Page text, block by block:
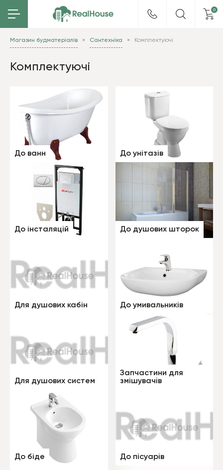
0
Магазин будматеріалів Сантехніка Комплектуючі
Комплектуючі
До ванн До унітазів
До інсталяцій До душових шторок
Для душових кабін До умивальників
Для душових систем
Запчастини для
змішувачів
До біде До пісуарів